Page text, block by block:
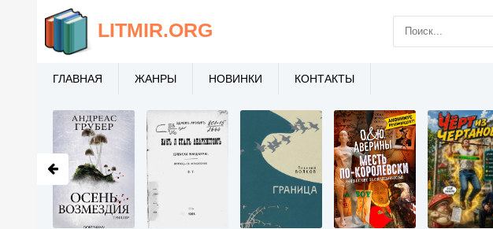
LITMIR.ORG
ГЛАВНАЯ ЖАНРЫ НОВИНКИ КОНТАКТЫ